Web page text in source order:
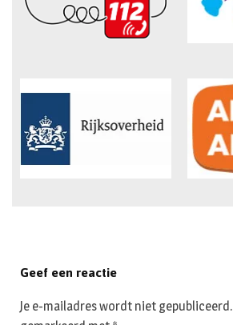
Geef een reactie
Je e-mailadres wordt niet gepubliceerd.